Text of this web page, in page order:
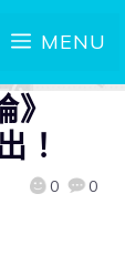
MENU
！
0 0